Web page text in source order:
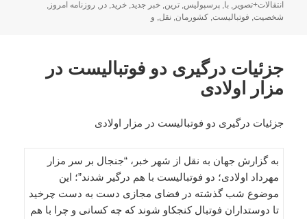
شده
در
انتقالات+تصویر,با,پرسپولیس,ترین,خبر جدید,خرید,در, روزنامه امروز,
شخصیت, فوتبالیست,کشورمان,نقل, و
جزئیات درگیری دو فوتبالیست در
مزار اولادی
جزئیات درگیری دو فوتبالیست در مزار اولادی
به گزارش جهان به نقل از شهر خبر، “جنجال بر سر مزار
مهرداد اولادی؛ دو فوتبالیست با هم درگیر شدند”؛ این
موضوع شب گذشته در فضای مجازی دست به دست چرخید
تا دوستداران فوتبال کنجکاو شوند که چه کسانی و چرا با هم